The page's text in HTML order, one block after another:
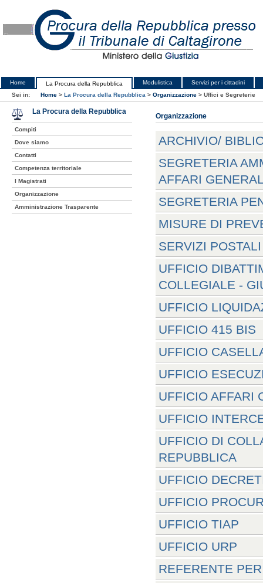
Home La Procura della Repubblica Modulistica
Servizi per i cittadini
Sei in:
Home > La Procura della Repubblica > Organizzazione > Uffici e Segreterie
Organizzazione
ARCHIVIO/
SEGRETERIA
AFFARI
SEGRETERIA
MISURE DI
SERVIZI
UFFICIO
COLLEGIALE -
UFFICIO
UFFICIO 415 BIS
UFFICIO
UFFICIO
UFFICIO AFFARI
UFFICIO
UFFICIO DI
REPUBBLICA
UFFICIO
UFFICIO
UFFICIO TIAP
UFFICIO URP
REFERENTE
La Procura della Repubblica
Compiti
Dove siamo
Contatti
Competenza territoriale
I Magistrati
Organizzazione
Amministrazione Trasparente